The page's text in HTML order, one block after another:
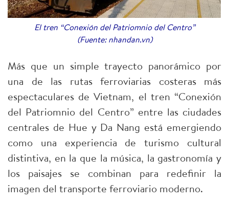
El tren “Conexión del Patriomnio del Centro”
(Fuente: nhandan.vn)
Más que un simple trayecto panorámico por
una de las rutas ferroviarias costeras más
espectaculares de Vietnam, el tren “Conexión
del Patriomnio del Centro” entre las ciudades
centrales de Hue y Da Nang está emergiendo
como una experiencia de turismo cultural
distintiva, en la que la música, la gastronomía y
los paisajes se combinan para redefinir la
imagen del transporte ferroviario moderno.